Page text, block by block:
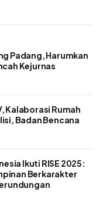
Padang, Harumkan
Kejurnas
Kalaborasi Rumah
Badan Bencana
Ikuti RISE 2025:
Berkarakter